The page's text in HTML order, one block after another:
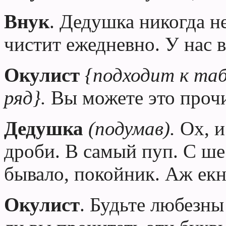
Внук. Дедушка никогда
чистит ежедневно. У нас
Окулист {подходит к
ряд}. Вы можете это
Дедушка (подумав). Ох, и
дроби. В самый пуп. С
бывало, покойник. Аж
Окулист. Будьте